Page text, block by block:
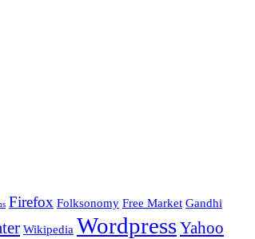
Firefox Folksonomy Free Market Gandhi
Wikipedia WordpressYahoo